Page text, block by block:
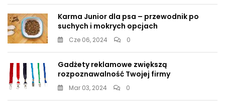
Karma Junior dla psa – przewodnik po
suchych i mokrych opcjach
Cze 06, 2024 0
Gadżety reklamowe zwiększą
rozpoznawalność Twojej firmy
Mar 03, 2024 0